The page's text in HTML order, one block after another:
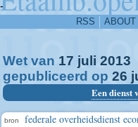
-
RSS ABOUT
Wet van 17 juli 2013
gepubliceerd op 26
Een dienst
bron federale overheidsdienst